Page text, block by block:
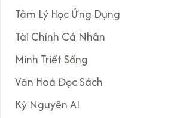
Tâm Lý Học Ứng Dụng
Tài Chính Cá Nhân
Minh Triết Sống
Văn Hoá Đọc Sách
Kỷ Nguyên AI